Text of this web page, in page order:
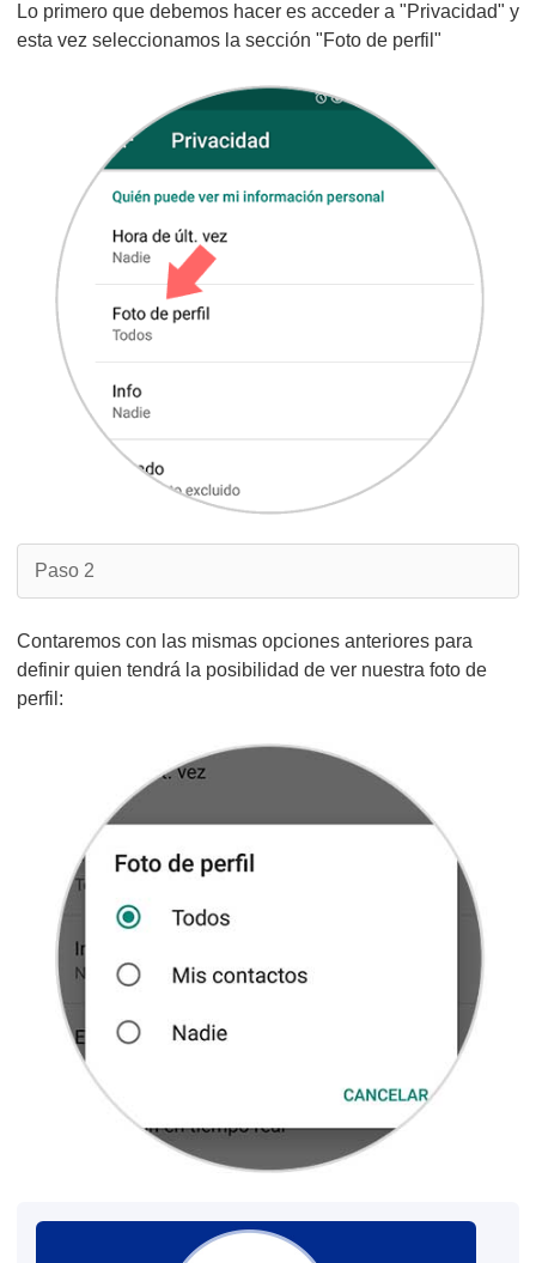
Lo primero que debemos hacer es acceder a "Privacidad" y
esta vez seleccionamos la sección "Foto de perfil"
Paso 2
Contaremos con las mismas opciones anteriores para
definir quien tendrá la posibilidad de ver nuestra foto de
perfil: